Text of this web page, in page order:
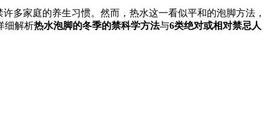
多家庭的养生习惯。然而，热水这一看似平和的泡脚方法，
细解析热水泡脚的冬季的禁科学方法与6类绝对或相对禁忌人